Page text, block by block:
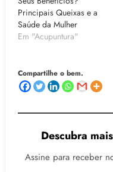
Principais Queixas e a
Saúde da Mulher
Em "Acupuntura"
Compartilhe o bem.
Descubra
Assine para receber